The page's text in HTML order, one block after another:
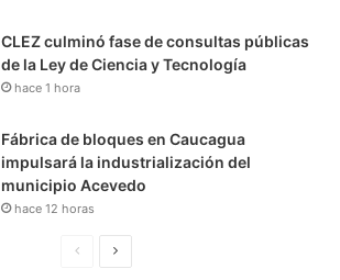
CLEZ culminó fase de consultas públicas
de la Ley de Ciencia y Tecnología
hace 1 hora
Fábrica de bloques en Caucagua
impulsará la industrialización del
municipio Acevedo
hace 12 horas